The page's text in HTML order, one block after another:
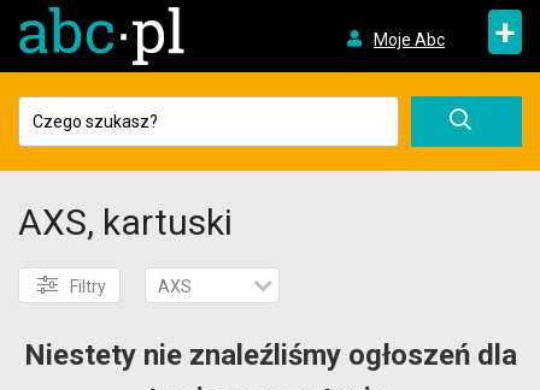
Moje Abc +
AXS, kartuski
Filtry AXS
Niestety nie znaleźliśmy ogłoszeń dla